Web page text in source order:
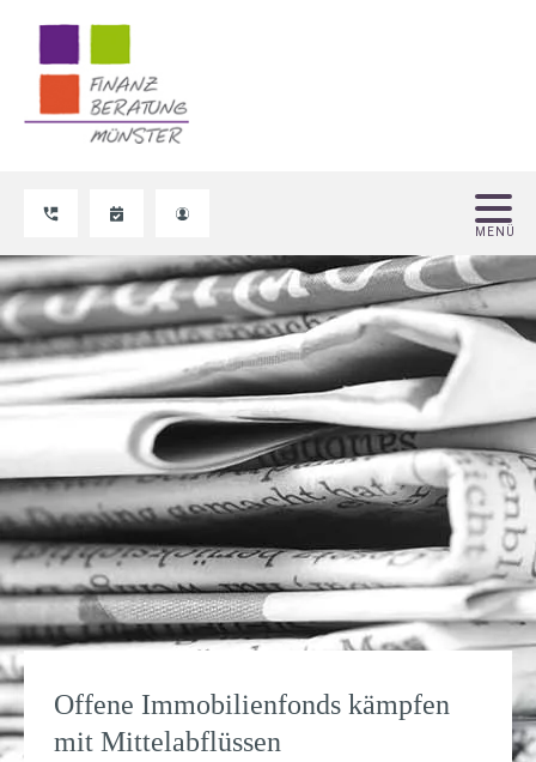
Offene Immobilienfonds kämpfen
mit Mittelabflüssen